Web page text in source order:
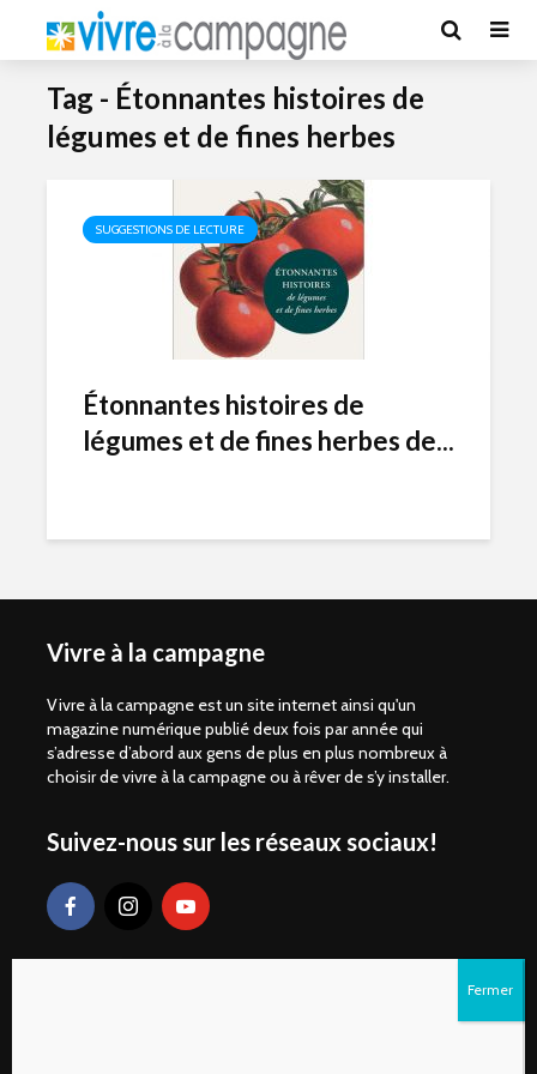
Tag - Étonnantes histoires de
légumes et de fines herbes
SUGGESTIONS DE LECTURE
Étonnantes histoires de
légumes et de fines herbes de...
Vivre à la campagne
Vivre à la campagne est un site internet ainsi qu'un
magazine numérique publié deux fois par année qui
s’adresse d’abord aux gens de plus en plus nombreux à
choisir de vivre à la campagne ou à rêver de s’y installer.
Suivez-nous sur les réseaux sociaux!